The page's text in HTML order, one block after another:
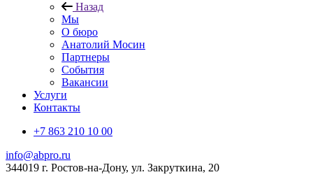
Назад
Мы
О бюро
Анатолий Мосин
Партнеры
События
Вакансии
Услуги
Контакты
+7 863 210 10 00
info@abpro.ru
344019 г. Ростов-на-Дону, ул. Закруткина, 20